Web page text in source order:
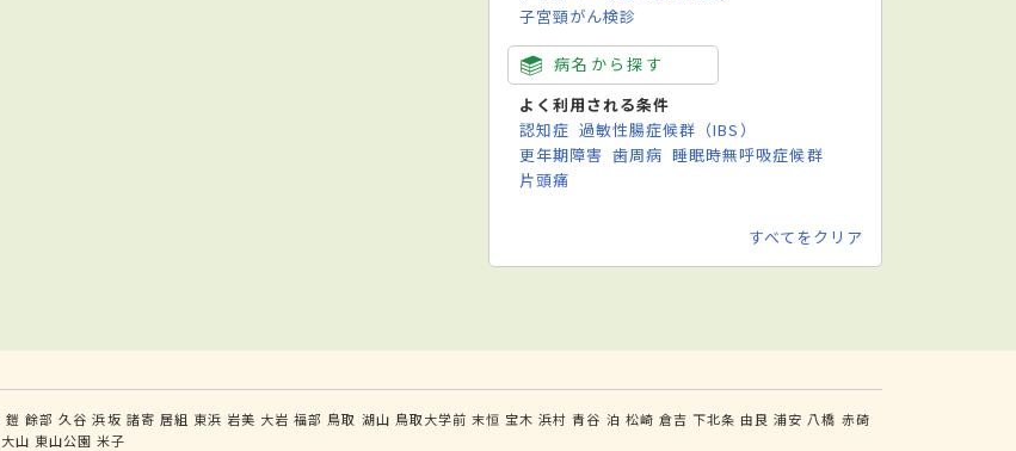
子宮頸がん検診
病名から探す
よく利用される条件
認知症 過敏性腸症候群（IBS）
更年期障害 歯周病 睡眠時無呼吸症候群
片頭痛
すべてをクリア
鎧 餘部 久谷 浜坂 諸寄 居組 東浜 岩美 大岩 福部 鳥取 湖山 鳥取大学前 末恒 宝木 浜村 青谷 泊 松崎 倉吉 下北条 由良 浦安 八橋 赤碕
山 東山公園 米子